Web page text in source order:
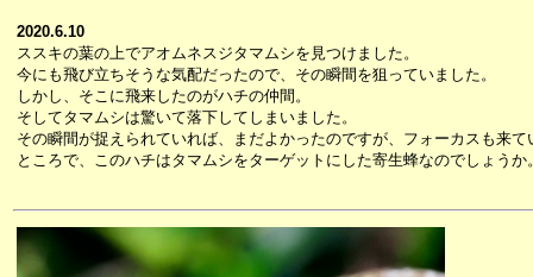
2020.6.10
ススキの葉の上でアオムネスジタマムシを見つけました。
今にも飛び立ちそうな気配だったので、その瞬間を狙っていました。
しかし、そこに飛来したのがハチの仲間。
そしてタマムシは驚いて落下してしまいました。
その瞬間が捉えられていれば、まだよかったのですが、フォーカスも来て
ところで、このハチはタマムシをターゲットにした寄生蜂なのでしょうか